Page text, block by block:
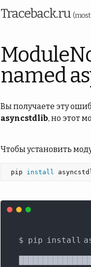
Traceback.ru
named
Вы получаете эту
asyncstdlib, но этот
Чтобы установить
pip install